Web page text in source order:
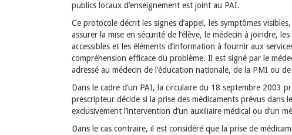
publics locaux d’enseignement est joint au PAI.
Ce protocole décrit les signes d’appel, les symptômes
assurer la mise en sécurité de l’élève, le médecin à joindre,
accessibles et les éléments d’information à fournir aux
compréhension efficace du problème. Il est signé par le
adressé au médecin de l’éducation nationale, de la PMI ou
Dans le cadre d’un PAI, la circulaire du 18 septembre 2003
prescripteur décide si la prise des médicaments prévus dans
exclusivement l’intervention d’un auxiliaire médical ou d’un
Dans le cas contraire, il est considéré que la prise de